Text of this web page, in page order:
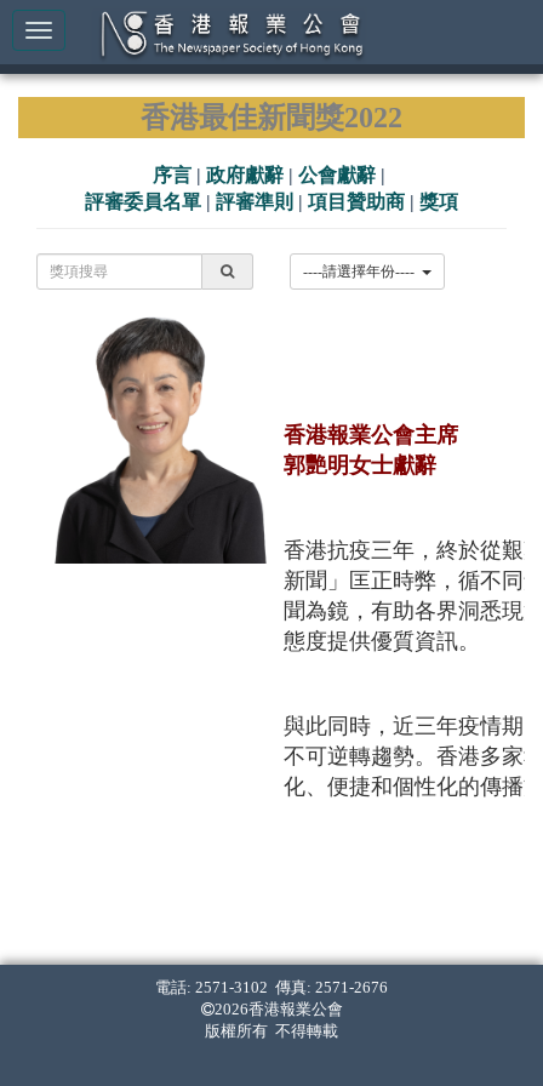
香港最佳新聞獎2022
序言 | 政府獻辭 | 公會獻辭 |
評審委員名單 | 評審準則 | 項目贊助商 | 獎項
香港報業公會主席
郭艷明女士獻辭
香港抗疫三年，終於從艱
新聞」匡正時弊，循不同
聞為鏡，有助各界洞悉現
態度提供優質資訊。
與此同時，近三年疫情期
不可逆轉趨勢。香港多家
化、便捷和個性化的傳播
或多家報章投放網上廣告
顧員工福祉。
電話: 2571-3102 傳真: 2571-2676
2026香港報業公會
版權所有 不得轉載